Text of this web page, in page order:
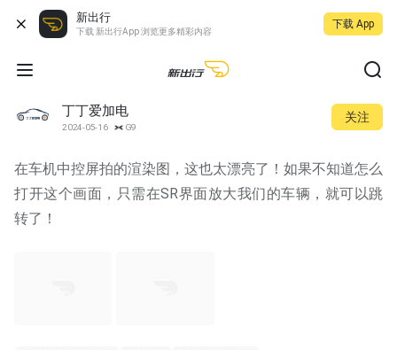
新出行
下载 新出行App 浏览更多精彩内容
下载 App
丁丁爱加电
2024-05-16 G9
关注
在车机中控屏拍的渲染图，这也太漂亮了！如果不知道怎么
打开这个画面，只需在SR界面放大我们的车辆，就可以跳
转了！